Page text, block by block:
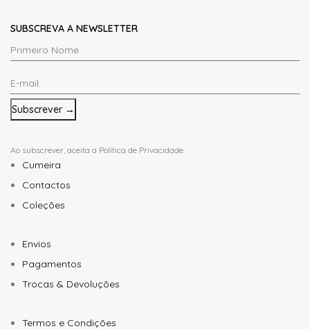
SUBSCREVA A NEWSLETTER
Primeiro
Nome
*
E-
mail
*
Ao subscrever, aceita a Política de Privacidade
Cumeira
Contactos
Coleções
Envios
Pagamentos
Trocas & Devoluções
Termos e Condições